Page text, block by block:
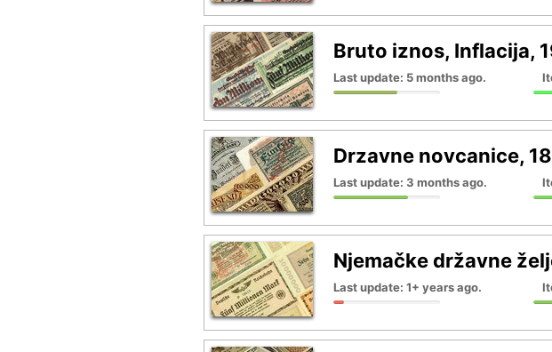
Bruto iznos, Inflacija,
Last update: 5 months ago.
Drzavne novcanice,
Last update: 3 months ago.
Njemačke državne
Last update: 1+ years ago.